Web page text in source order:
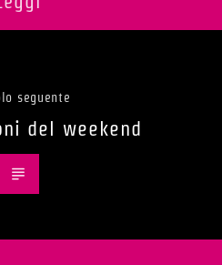
seguente
del weekend